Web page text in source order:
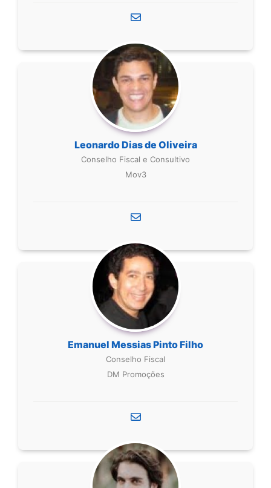
Leonardo Dias de Oliveira
Conselho Fiscal e Consultivo
Mov3
Emanuel Messias Pinto Filho
Conselho Fiscal
DM Promoções